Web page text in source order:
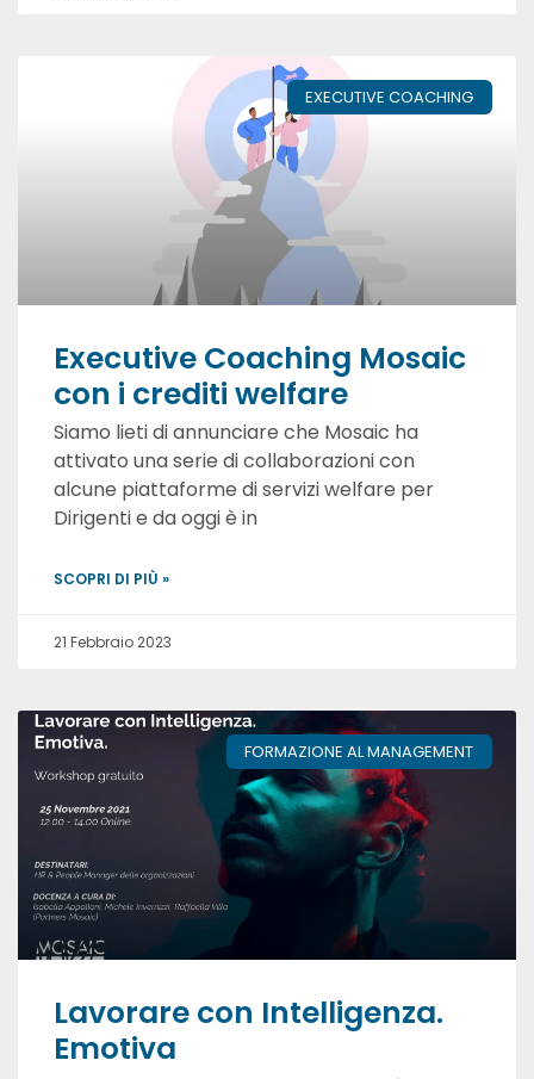
EXECUTIVE COACHING
Executive Coaching Mosaic
con i crediti welfare
Siamo lieti di annunciare che Mosaic ha
attivato una serie di collaborazioni con
alcune piattaforme di servizi welfare per
Dirigenti e da oggi è in
SCOPRI DI PIÙ »
21 Febbraio 2023
FORMAZIONE AL MANAGEMENT
Lavorare con Intelligenza.
Emotiva